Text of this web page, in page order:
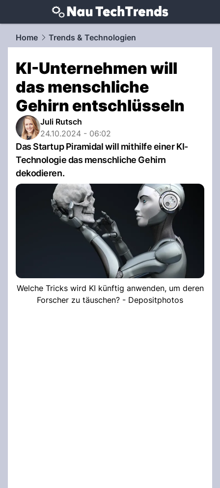
techtrends.NAU.ch
Home Trends & Technologien
KI-Unternehmen will
das menschliche
Gehirn entschlüsseln
Juli Rutsch
24.10.2024 - 06:02
Das Startup Piramidal will mithilfe einer KI-
Technologie das menschliche Gehirn
dekodieren.
Welche Tricks wird KI künftig anwenden, um deren
Forscher zu täuschen? - Depositphotos